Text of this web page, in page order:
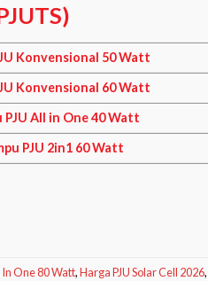
Konvensional 50 Watt
Konvensional 60 Watt
PJU All in One 40 Watt
PJU 2in1 60 Watt
In One 80 Watt,Harga PJU Solar Cell 2026,